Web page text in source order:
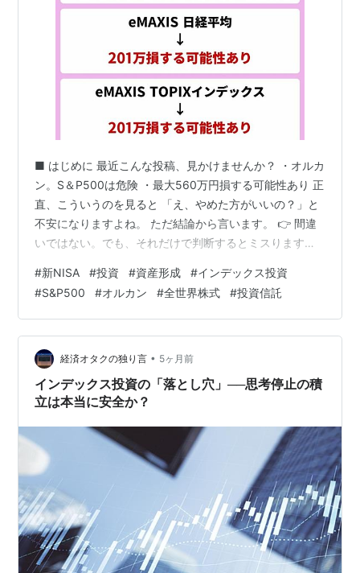
■ はじめに 最近こんな投稿、見かけませんか？ ・オルカ
ン。S＆P500は危険 ・最大560万円損する可能性あり 正
直、こういうのを見ると 「え、やめた方がいいの？」と
不安になりますよね。 ただ結論から言います。 👉 間違
いではない。でも、それだけで判断するとミスります。
です👇 👉 株は下がることがあるから 例えば 景気が悪く
なる 金利が上がる 不況やショック こういう時は 👉
20〜50％下がることも普通にあります ■ じゃあ危険な
のか？ ここが一番ズレてるポイントです👇 👉 「下がる
＝ダメ」ではない 例えば 一時的に−30％ でも10…
#新NISA #投資 #資産形成 #インデックス投資
#S&P500 #オルカン #全世界株式 #投資信託
経済オタクの独り言 • 5ヶ月前
インデックス投資の「落とし穴」──思考停止の積
立は本当に安全か？